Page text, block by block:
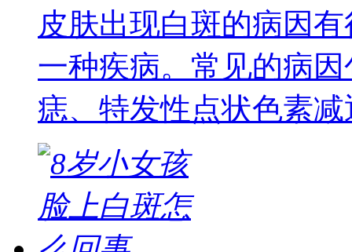
皮肤出现白斑的病因
一种疾病。常见的病
痣、特发性点状色素